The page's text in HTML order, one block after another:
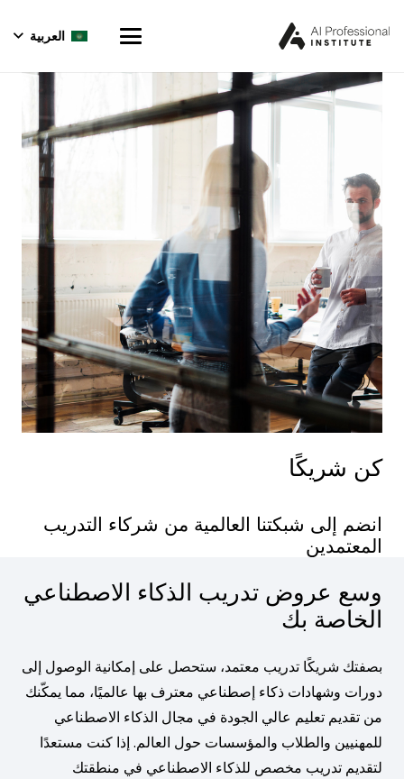
العربية
كن شريكًا
انضم إلى شبكتنا العالمية من شركاء التدريب
المعتمدين
وسع عروض تدريب الذكاء الاصطناعي
الخاصة بك
بصفتك شريكًا تدريب معتمد، ستحصل على إمكانية الوصول إلى
دورات وشهادات ذكاء إصطناعي معترف بها عالميًا، مما يمكّنك
من تقديم تعليم عالي الجودة في مجال الذكاء الاصطناعي
للمهنيين والطلاب والمؤسسات حول العالم. إذا كنت مستعدًا
لتقديم تدريب مخصص للذكاء الاصطناعي في منطقتك